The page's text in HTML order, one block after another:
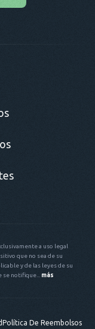
a uso legal
que no sea de su
y de las leyes de su
notifique...
más
Política De Reembolsos